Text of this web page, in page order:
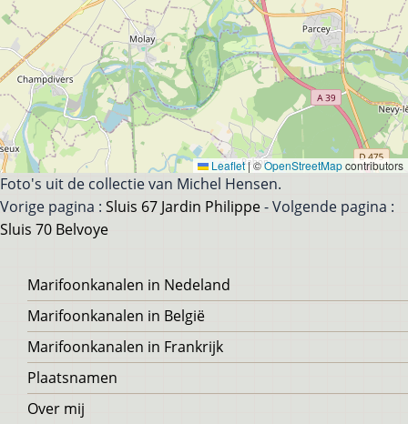
Leaflet|©OpenStreetMapcontributors
Foto's uit de collectie van Michel Hensen.
Vorige pagina : Sluis 67 Jardin Philippe- Volgende pagina :
Sluis 70 Belvoye
Voet
Marifoonkanalen in Nedeland
Marifoonkanalen in België
Marifoonkanalen in Frankrijk
Plaatsnamen
Over mij